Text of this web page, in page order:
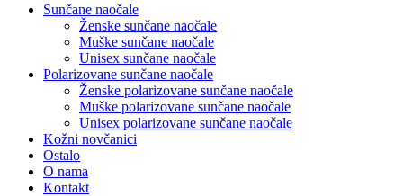
Sunčane naočale
Ženske sunčane naočale
Muške sunčane naočale
Unisex sunčane naočale
Polarizovane sunčane naočale
Ženske polarizovane sunčane naočale
Muške polarizovane sunčane naočale
Unisex polarizovane sunčane naočale
Kožni novčanici
Ostalo
O nama
Kontakt